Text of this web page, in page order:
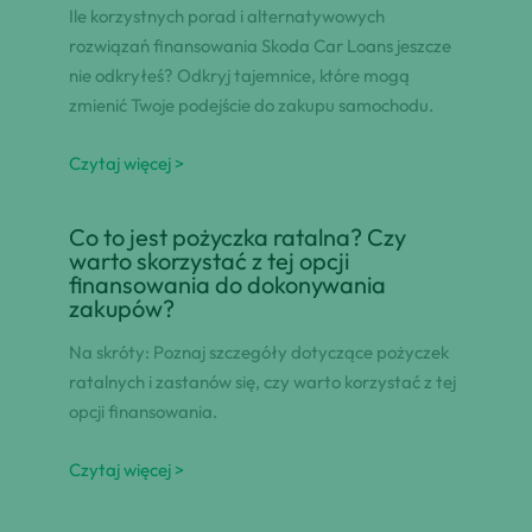
Ile korzystnych porad i alternatywowych
rozwiązań finansowania Skoda Car Loans jeszcze
nie odkryłeś? Odkryj tajemnice, które mogą
zmienić Twoje podejście do zakupu samochodu.
Czytaj więcej >
Co to jest pożyczka ratalna? Czy
warto skorzystać z tej opcji
finansowania do dokonywania
zakupów?
Na skróty: Poznaj szczegóły dotyczące pożyczek
ratalnych i zastanów się, czy warto korzystać z tej
opcji finansowania.
Czytaj więcej >